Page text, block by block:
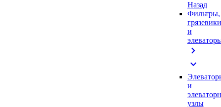
Назад
Фильтры,
грязевики
и
chevron_right
expand_more
и
узлы